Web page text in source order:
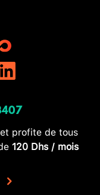
profite de tous
120 Dhs / mois